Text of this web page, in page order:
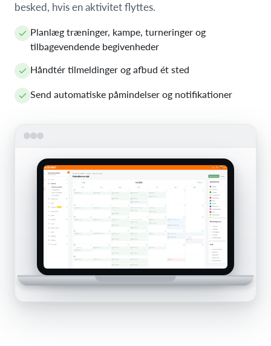
besked, hvis en aktivitet flyttes.
Planlæg træninger, kampe, turneringer og
tilbagevendende begivenheder
Håndtér tilmeldinger og afbud ét sted
Send automatiske påmindelser og notifikationer